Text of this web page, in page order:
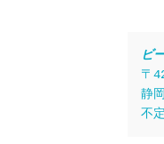
ビ
〒
静
不